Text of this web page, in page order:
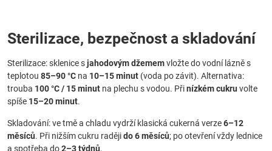
Sterilizace, bezpečnost a skladování
Sterilizace: sklenice sjahodovým džememvložte do vodní lázně s
teplotou 85–90 °C na 10–15 minut (voda po závit). Alternativa:
trouba 100 °C / 15 minut na plechu s vodou. Přinízkém cukru volte
spíše 15–20 minut.
Skladování: ve tmě a chladu vydrží klasická cukerná verze6–12
měsíců. Při nižším cukru radějido 6 měsíců; po otevření vždy lednice
a spotřeba do2–3 týdnů.